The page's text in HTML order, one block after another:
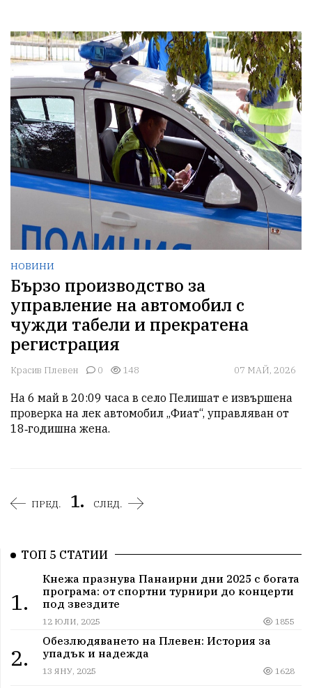
НОВИНИ
Бързо производство за
управление на автомобил с
чужди табели и прекратена
регистрация
Красив Плевен 0 148 07 МАЙ, 2026
На 6 май в 20:09 часа в село Пелишат е извършена
проверка на лек автомобил „Фиат“, управляван от
18‑годишна жена.
ПРЕД. 1. СЛЕД.
ТОП 5 СТАТИИ
1.
Кнежа празнува Панаирни дни 2025 с богата
програма: от спортни турнири до концерти
под звездите
12 ЮЛИ, 2025 1855
2.
Обезлюдяването на Плевен: История за
упадък и надежда
13 ЯНУ, 2025 1628